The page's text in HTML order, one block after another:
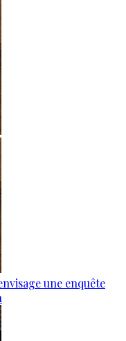
une enquête